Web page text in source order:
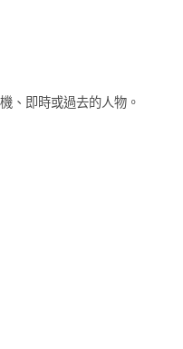
、即時或過去的人物。